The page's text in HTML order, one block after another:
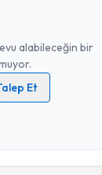
alabileceğin bir
Et
Aydınlatma Metni